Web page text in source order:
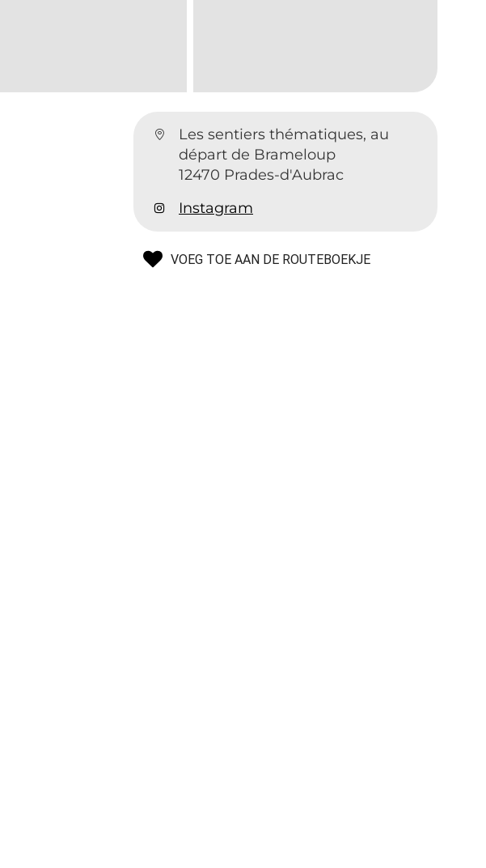
Les sentiers thématiques, au
départ de Brameloup
12470 Prades-d'Aubrac
Instagram
VOEG TOE AAN DE ROUTEBOEKJE